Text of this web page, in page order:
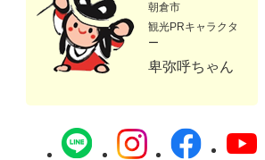
朝倉市
観光PRキャラクタ
ー
卑弥呼ちゃん